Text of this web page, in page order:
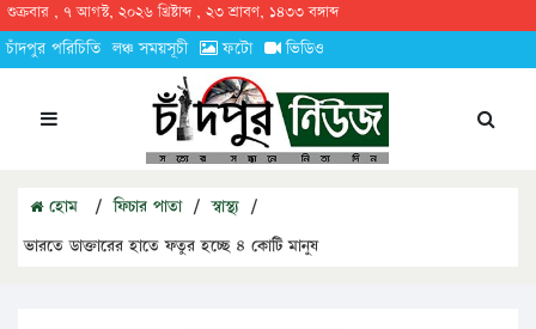
শুক্রবার , ৭ আগস্ট, ২০২৬ খ্রিষ্টাব্দ , ২৩ শ্রাবণ, ১৪৩৩ বঙ্গাব্দ
চাঁদপুর পরিচিতি লঞ্চ সময়সূচী ফটো ভিডিও
হোম / ফিচার পাতা / স্বাস্থ্য /
ভারতে ডাক্তারের হাতে ফতুর হচ্ছে ৪ কোটি মানুষ